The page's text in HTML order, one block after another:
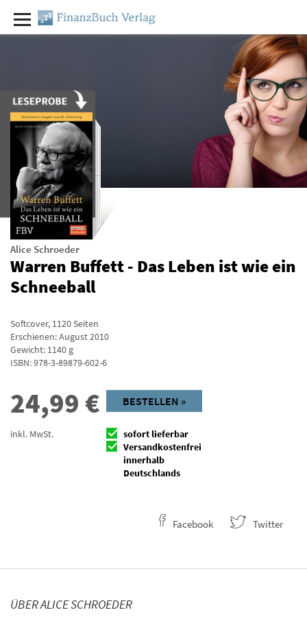
Alice Schroeder
Warren Buffett - Das Leben ist wie ein
Schneeball
Softcover, 1120Seiten
Erschienen: August 2010
Gewicht: 1140 g
ISBN:978-3-89879-602-6
24,99 €
inkl. MwSt.
BESTELLEN »
sofort lieferbar
Versandkostenfrei
innerhalb
Deutschlands
Facebook Twitter
ÜBER ALICE SCHROEDER